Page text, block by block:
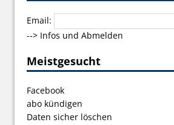
Email:
--> Infos und Abmelden
Meistgesucht
Facebook
abo kündigen
Daten sicher löschen